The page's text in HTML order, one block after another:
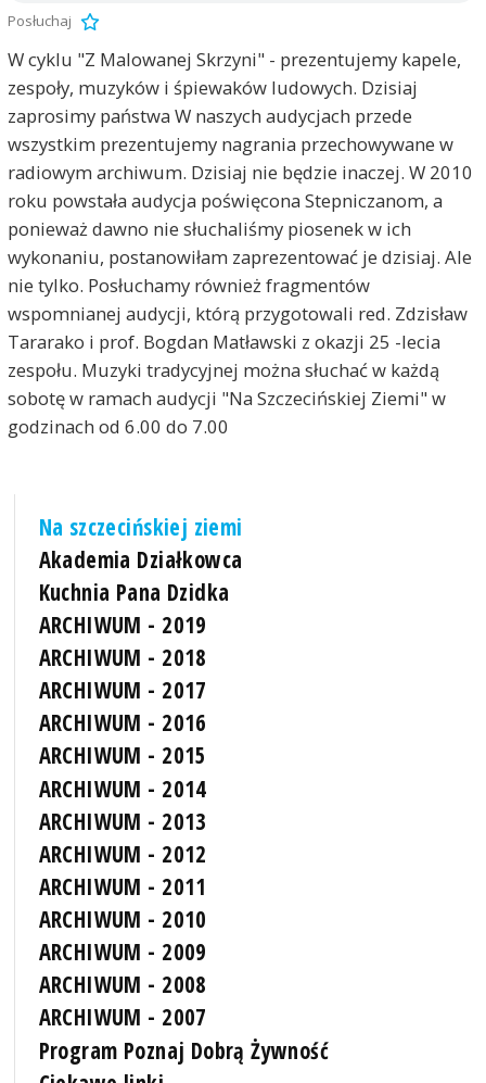
Posłuchaj
W cyklu "Z Malowanej Skrzyni" - prezentujemy kapele,
zespoły, muzyków i śpiewaków ludowych. Dzisiaj
zaprosimy państwa W naszych audycjach przede
wszystkim prezentujemy nagrania przechowywane w
radiowym archiwum. Dzisiaj nie będzie inaczej. W 2010
roku powstała audycja poświęcona Stepniczanom, a
ponieważ dawno nie słuchaliśmy piosenek w ich
wykonaniu, postanowiłam zaprezentować je dzisiaj. Ale
nie tylko. Posłuchamy również fragmentów
wspomnianej audycji, którą przygotowali red. Zdzisław
Tararako i prof. Bogdan Matławski z okazji 25 -lecia
zespołu. Muzyki tradycyjnej można słuchać w każdą
sobotę w ramach audycji "Na Szczecińskiej Ziemi" w
godzinach od 6.00 do 7.00
Na szczecińskiej ziemi
Akademia Działkowca
Kuchnia Pana Dzidka
ARCHIWUM - 2019
ARCHIWUM - 2018
ARCHIWUM - 2017
ARCHIWUM - 2016
ARCHIWUM - 2015
ARCHIWUM - 2014
ARCHIWUM - 2013
ARCHIWUM - 2012
ARCHIWUM - 2011
ARCHIWUM - 2010
ARCHIWUM - 2009
ARCHIWUM - 2008
ARCHIWUM - 2007
Program Poznaj Dobrą Żywność